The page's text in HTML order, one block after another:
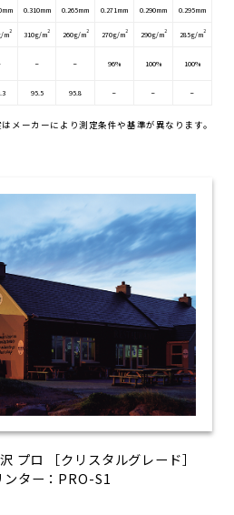
0.310mm 0.265mm 0.271mm 0.290mm 0.295mm
m2 310g/m2 260g/m2 270g/m2 290g/m2 285g/m2
− − 96% 100% 100%
95.5 95.8 − − −
メーカーにより測定条件や基準が異なります。
プロ ［クリスタルグレード］
ンター：PRO-S1